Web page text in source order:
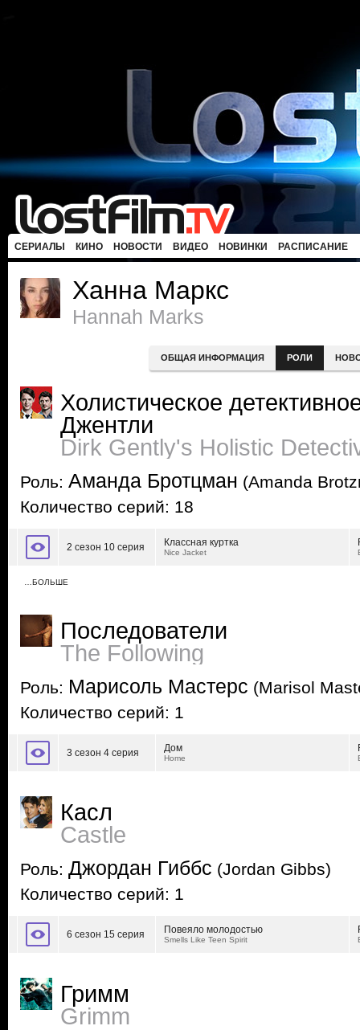
СЕРИАЛЫ КИНО НОВОСТИ ВИДЕО НОВИНКИ РАСПИСАНИЕ
Ханна Маркс
Hannah Marks
ОБЩАЯ ИНФОРМАЦИЯ РОЛИ
Холистическое
Джентли
Dirk Gently's Holistic
Роль: Аманда Бротцман (Amanda
Количество серий: 18
2 сезон 10 серия Классная куртка
Nice Jacket
…БОЛЬШЕ
Последователи
The Following
Роль: Марисоль Мастерс (Marisol
Количество серий: 1
3 сезон 4 серия Дом
Home
Касл
Castle
Роль: Джордан Гиббс (Jordan Gibbs)
Количество серий: 1
6 сезон 15 серия Повеяло молодостью
Smells Like Teen Spirit
Гримм
Grimm